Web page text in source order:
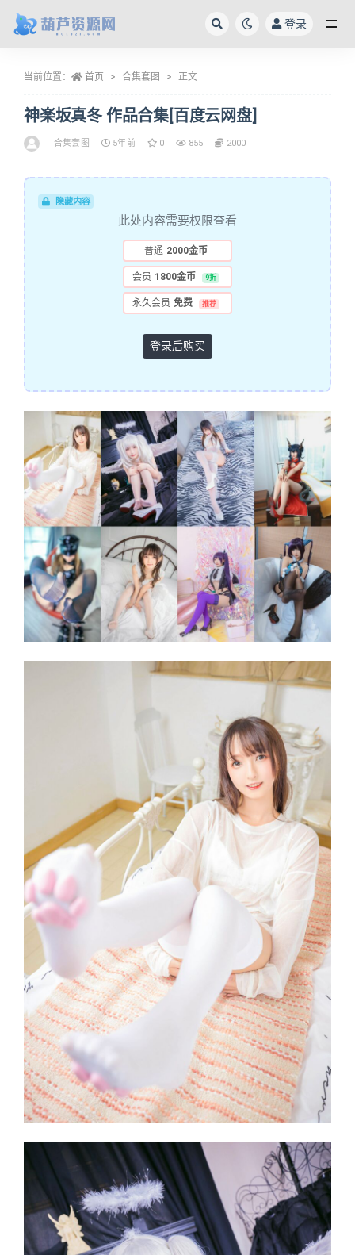
登录
当前位置： 首页 合集套图 正文
神楽坂真冬 作品合集[百度云网盘]
合集套图 5年前 0 855 2000
隐藏内容
此处内容需要权限查看
普通 2000金币
会员 1800金币 9折
永久会员 免费 推荐
登录后购买